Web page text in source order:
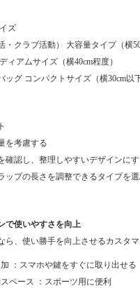
ズ
・クラブ活動） 大容量タイプ（横
ィアムサイズ（横40cm程度）
ッグ コンパクトサイズ（横30cm以下
を考慮する
確認し、整理しやすいデザインに
ップの長さを調整できるタイプを
で使いやすさを向上
ら、使い勝手を向上させるカスタマ
：スマホや鍵をすぐに取り出せる
ペース ：スポーツ用に便利